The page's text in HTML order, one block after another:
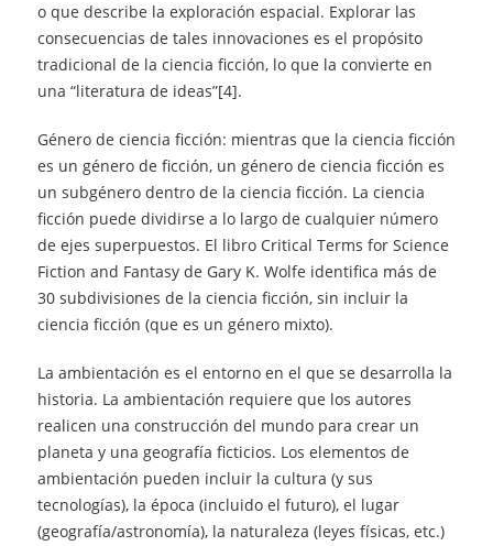
o que describe la exploración espacial. Explorar las
consecuencias de tales innovaciones es el propósito
tradicional de la ciencia ficción, lo que la convierte en
una “literatura de ideas”[4].
Género de ciencia ficción: mientras que la ciencia ficción
es un género de ficción, un género de ciencia ficción es
un subgénero dentro de la ciencia ficción. La ciencia
ficción puede dividirse a lo largo de cualquier número
de ejes superpuestos. El libro Critical Terms for Science
Fiction and Fantasy de Gary K. Wolfe identifica más de
30 subdivisiones de la ciencia ficción, sin incluir la
ciencia ficción (que es un género mixto).
La ambientación es el entorno en el que se desarrolla la
historia. La ambientación requiere que los autores
realicen una construcción del mundo para crear un
planeta y una geografía ficticios. Los elementos de
ambientación pueden incluir la cultura (y sus
tecnologías), la época (incluido el futuro), el lugar
(geografía/astronomía), la naturaleza (leyes físicas, etc.)